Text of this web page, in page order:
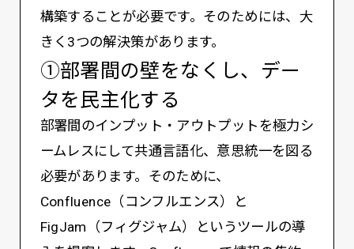
構築することが必要です。そのためには、大
きく3つの解決策があります。
①部署間の壁をなくし、デー
タを民主化する
部署間のインプット・アウトプットを極力シ
ームレスにして共通言語化、意思統一を図る
必要があります。そのために、
Confluence（コンフルエンス）と
FigJam（フィグジャム）というツールの導